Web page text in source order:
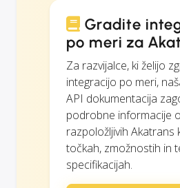
Gradite
po meri za
Za razvijalce, ki želijo
integracijo po meri,
API dokumentacija
podrobne informacije
razpoložljivih Akatrans
točkah, zmožnostih in
specifikacijah.